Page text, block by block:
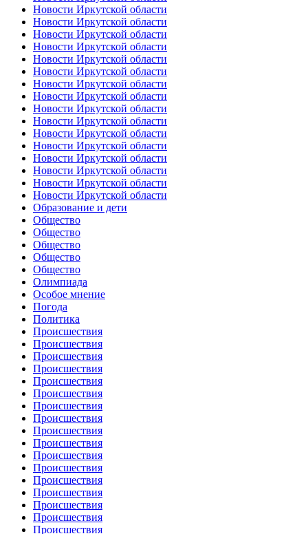
Новости Иркутской области
Новости Иркутской области
Новости Иркутской области
Новости Иркутской области
Новости Иркутской области
Новости Иркутской области
Новости Иркутской области
Новости Иркутской области
Новости Иркутской области
Новости Иркутской области
Новости Иркутской области
Новости Иркутской области
Новости Иркутской области
Новости Иркутской области
Новости Иркутской области
Новости Иркутской области
Образование и дети
Общество
Общество
Общество
Общество
Общество
Олимпиада
Особое мнение
Погода
Политика
Происшествия
Происшествия
Происшествия
Происшествия
Происшествия
Происшествия
Происшествия
Происшествия
Происшествия
Происшествия
Происшествия
Происшествия
Происшествия
Происшествия
Происшествия
Происшествия
Происшествия